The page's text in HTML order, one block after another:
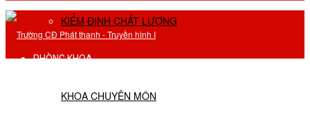
KIỂM ĐỊNH CHẤT LƯỢNG
PHÒNG KHOA
KHOA CHUYÊN MÔN